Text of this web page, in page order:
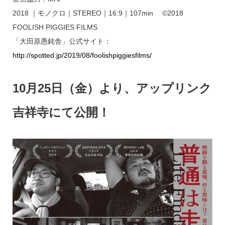
2018 ｜モノクロ｜STEREO｜16:9｜107min ©2018
FOOLISH PIGGIES FILMS
「大田原愚鈍舎」公式サイト：
http://spotted.jp/2019/08/foolishpiggiesfilms/
10月25日（金）より、アップリンク
吉祥寺にて公開！